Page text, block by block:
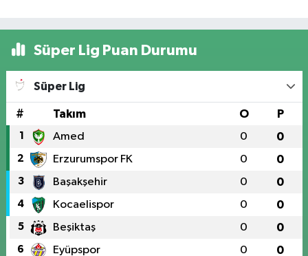
Süper Lig Puan Durumu
Süper Lig
# Takım O P
1 Amed 0 0
2 Erzurumspor FK 0 0
3 Başakşehir 0 0
4 Kocaelispor 0 0
5 Beşiktaş 0 0
6 Eyüpspor 0 0